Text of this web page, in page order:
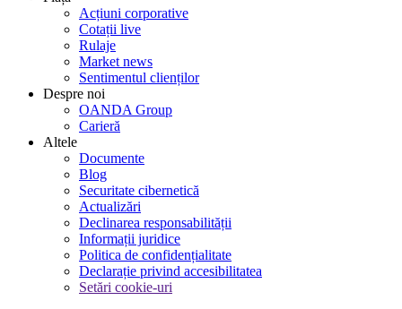
Acțiuni corporative
Cotații live
Rulaje
Market news
Sentimentul clienților
Despre noi
OANDA Group
Carieră
Altele
Documente
Blog
Securitate cibernetică
Actualizări
Declinarea responsabilității
Informații juridice
Politica de confidențialitate
Declarație privind accesibilitatea
Setări cookie-uri